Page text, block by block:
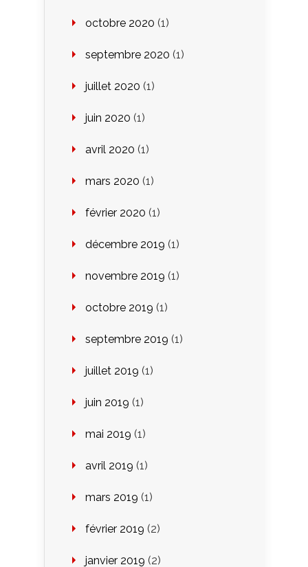
octobre 2020 (1)
septembre 2020 (1)
juillet 2020 (1)
juin 2020 (1)
avril 2020 (1)
mars 2020 (1)
février 2020 (1)
décembre 2019 (1)
novembre 2019 (1)
octobre 2019 (1)
septembre 2019 (1)
juillet 2019 (1)
juin 2019 (1)
mai 2019 (1)
avril 2019 (1)
mars 2019 (1)
février 2019 (2)
janvier 2019 (2)